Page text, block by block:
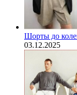
Шорты до
03.12.2025